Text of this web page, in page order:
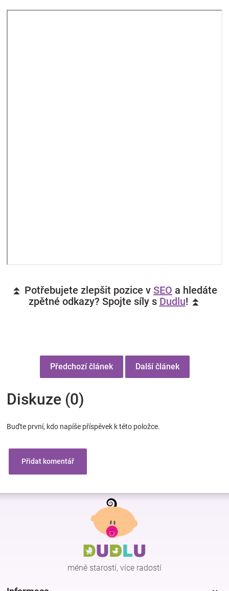
⏫ Potřebujete zlepšit pozice v SEO a hledáte
zpětné odkazy? Spojte síly s Dudlu! ⏫
Předchozí článek Další článek
Diskuze (0)
Buďte první, kdo napíše příspěvek k této položce.
Přidat komentář
Z
méně starostí, více radostí